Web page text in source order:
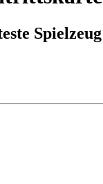
Spielzeug